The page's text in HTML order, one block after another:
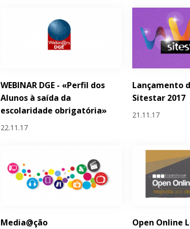
WEBINAR DGE - «Perfil dos
Alunos à saída da
escolaridade obrigatória»
22.11.17
Lançamento
Sitestar 2017
21.11.17
Media@ção
Open Online
Páginas